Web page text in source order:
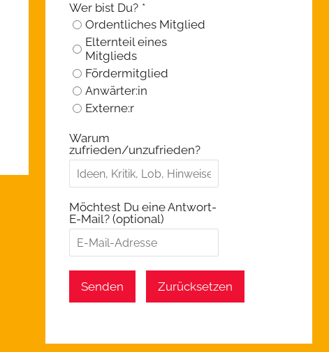
Wer bist Du? *
Ordentliches Mitglied
Elternteil eines
Mitglieds
Fördermitglied
Anwärter:in
Externe:r
Warum
zufrieden/unzufrieden?
Möchtest Du eine Antwort-
E-Mail? (optional)
Senden Zurücksetzen